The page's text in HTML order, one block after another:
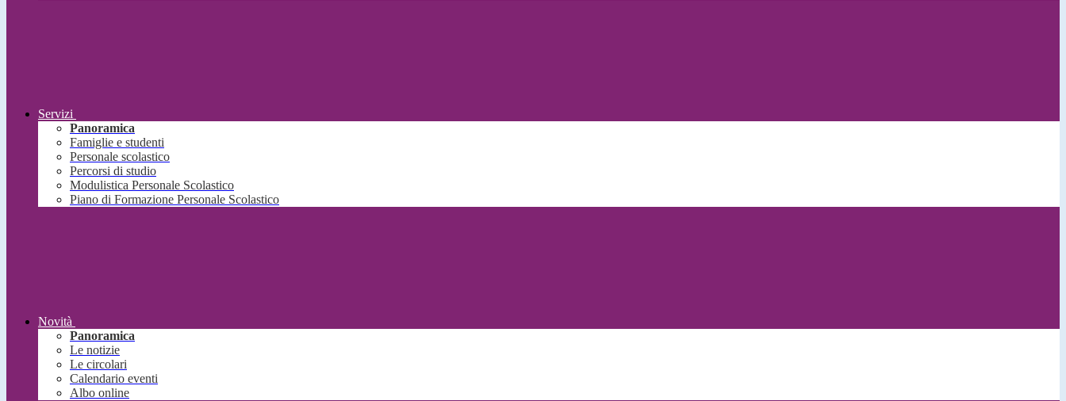
Servizi
Panoramica
Famiglie e studenti
Personale scolastico
Percorsi di studio
Modulistica Personale Scolastico
Piano di Formazione Personale Scolastico
Novità
Panoramica
Le notizie
Le circolari
Calendario eventi
Albo online